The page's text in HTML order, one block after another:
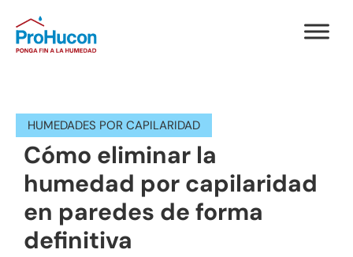
HUMEDADES POR CAPILARIDAD
Cómo eliminar la
humedad por capilaridad
en paredes de forma
definitiva